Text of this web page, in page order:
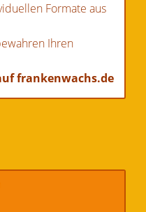
Formate aus
Ihren
frankenwachs.de